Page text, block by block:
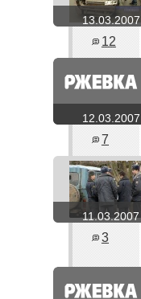
13.03.2007
12
12.03.2007
7
11.03.2007
3